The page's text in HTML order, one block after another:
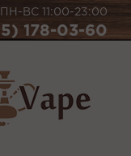
ПН-ВС 11:00-23:00
178-03-60